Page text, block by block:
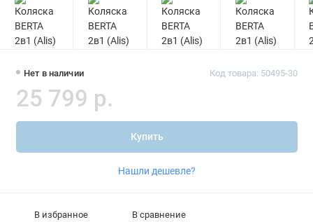
Нет в наличии Код товара: 50495-30
25 799 р.
Купить
Нашли дешевле?
В избранное В сравнение